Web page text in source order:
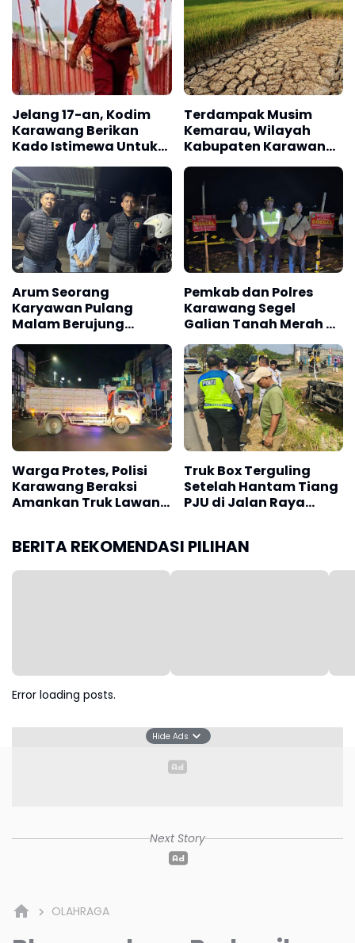
Jelang 17-an, Kodim
Karawang Berikan
Kado Istimewa Untuk
Warga Desa Kalijati
Jatisari
Terdampak Musim
Kemarau, Wilayah
Kabupaten Karawang
Kekeringan Makin
Meluas
Arum Seorang
Karyawan Pulang
Malam Berujung
Dijajap Balik Polisi,
Begini Kisahnya
Pemkab dan Polres
Karawang Segel
Galian Tanah Merah di
Desa Citarik
Tirtamulya, Akses
Lokasi Ditutup!!!
Warga Protes, Polisi
Karawang Beraksi
Amankan Truk Lawan
Truk Box Terguling
Setelah Hantam Tiang
PJU di Jalan Raya
BERITA REKOMENDASI PILIHAN
Error loading posts.
Next Story
OLAHRAGA
Hide Ads